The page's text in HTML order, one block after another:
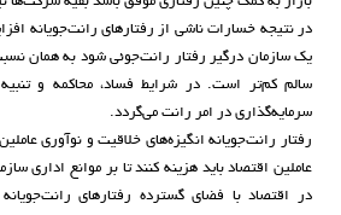
در نتیجه خسارات ناشی از رفتارهای رانت‌جویانه
یک سازمان درگیر رفتار رانت‌جوئی شود به همان
سالم کم‌تر است. در شرایط فساد، محاکمه و
سرمایه‌گذاری در امر رانت می‌گردد.
رفتار رانت‌جویانه انگیزه‌های خلاقیت و نوآوری
عاملین اقتصاد باید هزینه کنند تا بر موانع اداری
در اقتصاد با فضای گسترده رفتارهای